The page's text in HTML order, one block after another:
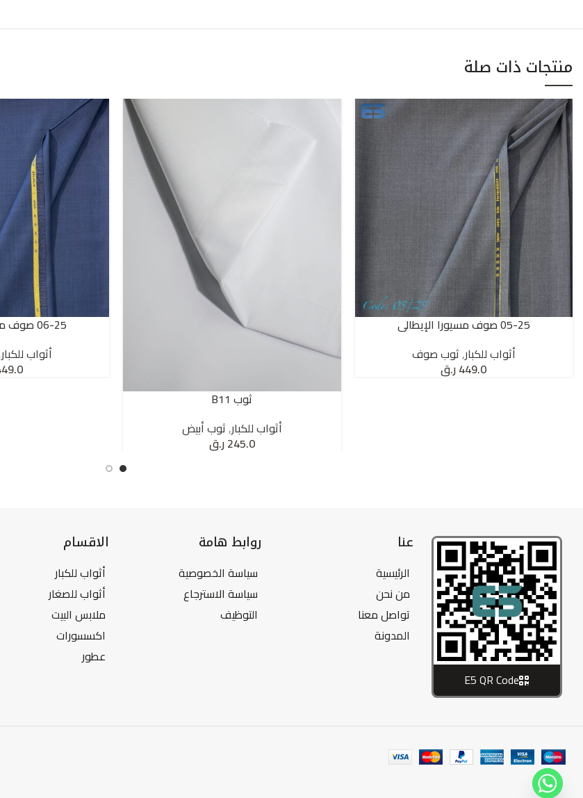
منتجات ذات صلة
SELECT OPTIONS
05-25 صوف مسيورا الإيطالي
أثواب للكبار,ثوب صوف
449.0ر.ق
ثوب B11
أثواب للكبار,ثوب أبيض
245.0ر.ق
SELECT OPTIONS
06-25 صوف مسيورا الإيطالي
أثواب للكبار
E5 QR Code
عنا
الرئيسية
من نحن
تواصل معنا
المدونة
روابط هامة
سياسة الخصوصية
سياسة الاسترجاع
التوظيف
الاقسام
أثواب للكبار
أثواب للصغار
ملابس البيت
اكسسورات
عطور